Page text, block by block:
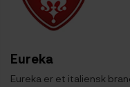
Eureka
Eureka er et italiensk